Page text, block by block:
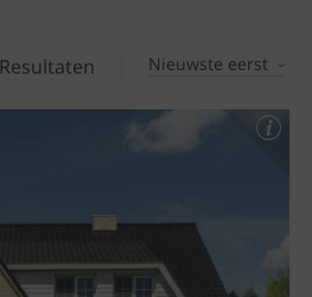
Resultaten Nieuwste eerst